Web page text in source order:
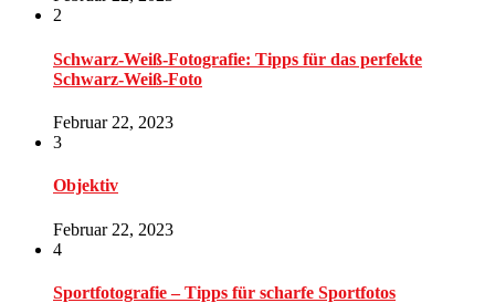
2
Schwarz-Weiß-Fotografie: Tipps für das perfekte
Schwarz-Weiß-Foto
Februar 22, 2023
3
Objektiv
Februar 22, 2023
4
Sportfotografie – Tipps für scharfe Sportfotos